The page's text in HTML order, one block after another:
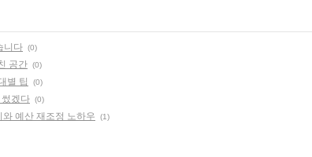
니다 (0)
공간 (0)
별 팁 (0)
겠다 (0)
예산 재조정 노하우 (1)